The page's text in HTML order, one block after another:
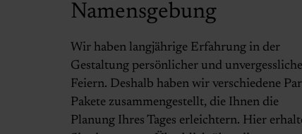
Namensgebung
Wir haben langjährige Erfahrung in der
Gestaltung persönlicher und
Feiern. Deshalb haben wir verschiedene
Pakete zusammengestellt, die Ihnen die
Planung Ihres Tages erleichtern. Hier